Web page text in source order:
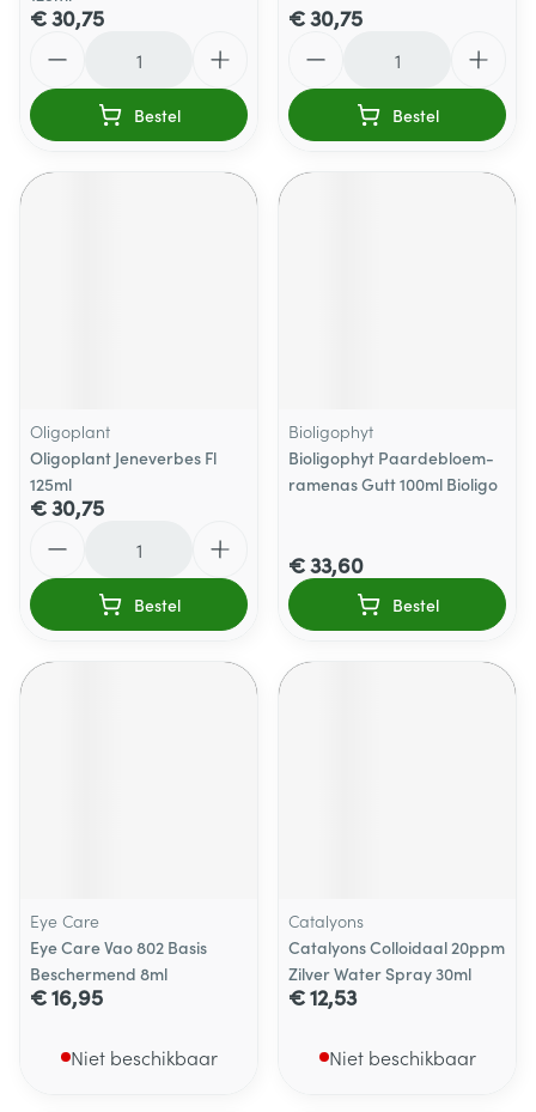
€ 30,75
Bestel
€ 30,75
Bestel
Oligoplant
Oligoplant Jeneverbes Fl
125ml
€ 30,75
Bestel
Bioligophyt
Bioligophyt Paardebloem-
ramenas Gutt 100ml Bioligo
€ 33,60
Bestel
Eye Care
Eye Care Vao 802 Basis
Beschermend 8ml
€ 16,95
Niet beschikbaar
Catalyons
Catalyons Colloidaal 20ppm
Zilver Water Spray 30ml
€ 12,53
Niet beschikbaar